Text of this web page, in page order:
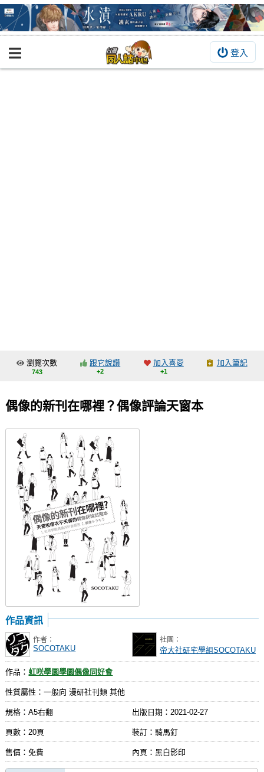
登入
BOOKY書集倉庫
交流中心
會員功能選單
會員中心
註冊會員
登入
瀏覽次數
743
跟它說讚
+2
加入喜愛
+1
加入筆記
偶像的新刊在哪裡？偶像評論天窗本
作品資訊
作者：
SOCOTAKU
社團：
帝大社研宅學組SOCOTAKU
作品：虹咲學園學園偶像同好會
性質屬性：一般向 漫研社刊類 其他
規格：A5右翻 出版日期： 2021-02-27
頁數：20頁 裝訂：騎馬釘
售價：免費 內頁：黑白影印